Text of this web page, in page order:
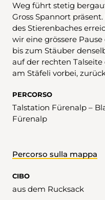
Weg führt stetig
Gross Spannort
des Stierenbaches
wir eine grössere
bis zum Stäuber
auf der rechten
am Stäfeli vorbei,
PERCORSO
Talstation Fürenalp –
Fürenalp
Percorso sulla mappa
CIBO
aus dem Rucksack